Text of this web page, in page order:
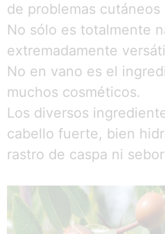
de problemas cutáneos
No sólo es totalmente
extremadamente
No en vano es el
muchos cosméticos.
Los diversos
cabello fuerte, bien
rastro de caspa ni